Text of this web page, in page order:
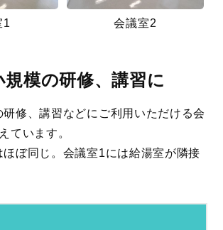
1 会議室2
規模の研修、講習に
修、講習などにご利用いただける会
ています。
ぼ同じ。会議室1には給湯室が隣接